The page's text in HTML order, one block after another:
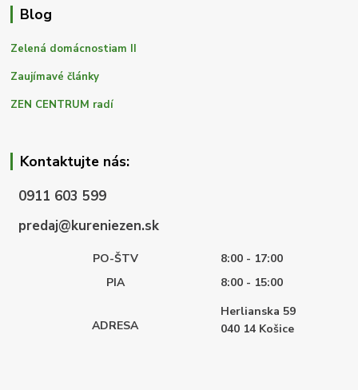
Blog
Zelená domácnostiam II
Zaujímavé články
ZEN CENTRUM radí
Kontaktujte nás:
0911 603 599
predaj@kureniezen.sk
PO-ŠTV
8:00 - 17:00
PIA
8:00 - 15:00
ADRESA
Herlianska 59
040 14 Košice